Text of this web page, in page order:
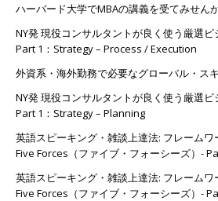
ハーバード大学でMBAの講義を受てみせん
NY発 現役コンサルタントが良く使う厳選ビ
Part 1：Strategy – Process / Execution
外資系・海外勤務で必要なグローバル・ス
NY発 現役コンサルタントが良く使う厳選ビ
Part 1：Strategy – Planning
英語スピーキング・雑談上達法: フレーム
Five Forces（ファイブ・フォーシーズ）-
英語スピーキング・雑談上達法: フレーム
Five Forces（ファイブ・フォーシーズ）-